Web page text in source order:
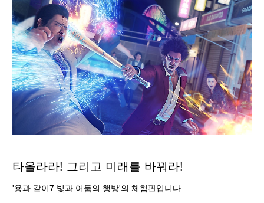
타올라라! 그리고 미래를 바꿔라!
'용과 같이7 빛과 어둠의 행방'의 체험판입니다.